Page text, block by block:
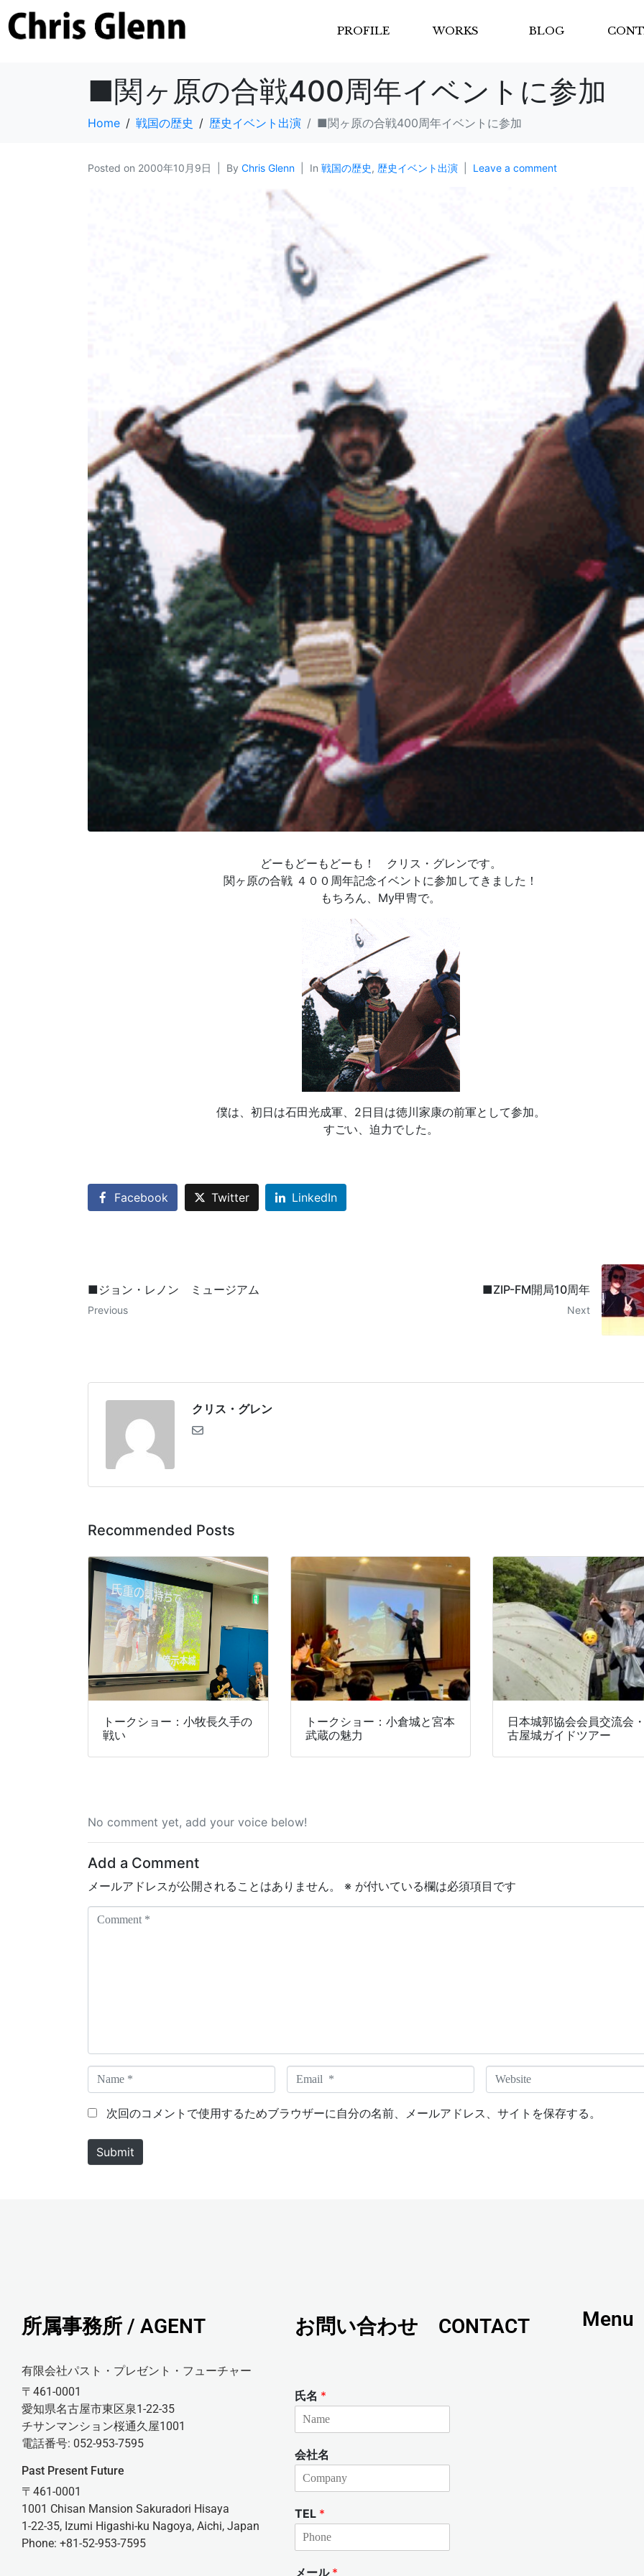
PROFILE WORKS BLOG
■関ヶ原の合戦400周年イベントに参加
Home 戦国の歴史 歴史イベント出演 ■関ヶ原の合戦400周年イベントに参加
Posted on 2000年10月9日 By Chris Glenn In 戦国の歴史, 歴史イベント出演 Leave a comment
どーもどーもどーも！ クリス・グレンです。
関ヶ原の合戦 ４００周年記念イベントに参加してきました！
もちろん、My甲冑で。
僕は、初日は石田光成軍、2日目は徳川家康の前軍として参加。
すごい、迫力でした。
Facebook Twitter LinkedIn
■ジョン・レノン ミュージアム
Previous
■ZIP-FM開局10周年
Next
クリス・グレン
Recommended Posts
トークショー：小牧長久手の
戦い
トークショー：小倉城と宮本
武蔵の魅力
日本城郭協会会員交流会
古屋城ガイドツアー
No comment yet, add your voice below!
Add a Comment
メールアドレスが公開されることはありません。 ※ が付いている欄は必須項目です
a
m
*
m
a
W
e
次回のコメントで使用するためブラウザーに自分の名前、メールアドレス、サイトを保存する。
Submit
所属事務所 / AGENT
有限会社パスト・プレゼント・フューチャー
〒461-0001
愛知県名古屋市東区泉1-22-35
チサンマンション桜通久屋1001
電話番号: 052-953-7595
Past Present Future
〒461-0001
1001 Chisan Mansion Sakuradori Hisaya
1-22-35, Izumi Higashi-ku Nagoya, Aichi, Japan
Phone: +81-52-953-7595
お問い合わせ CONTACT
氏名 *
会社名
TEL *
メール *
Menu